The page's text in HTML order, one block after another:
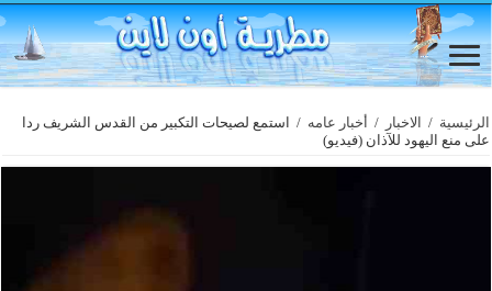
الرئيسية / الاخبار / أخبار عامه / استمع لصيحات التكبير من القدس الشريف ردا
على منع اليهود للآذان (فيديو)